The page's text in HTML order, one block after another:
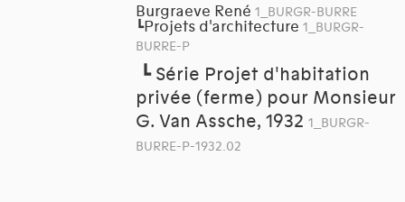
Burgraeve René 1_BURGR-BURRE
┗Projets d'architecture 1_BURGR-
BURRE-P
┗ Série Projet d'habitation
privée (ferme) pour Monsieur
G. Van Assche, 1932 1_BURGR-
BURRE-P-1932.02